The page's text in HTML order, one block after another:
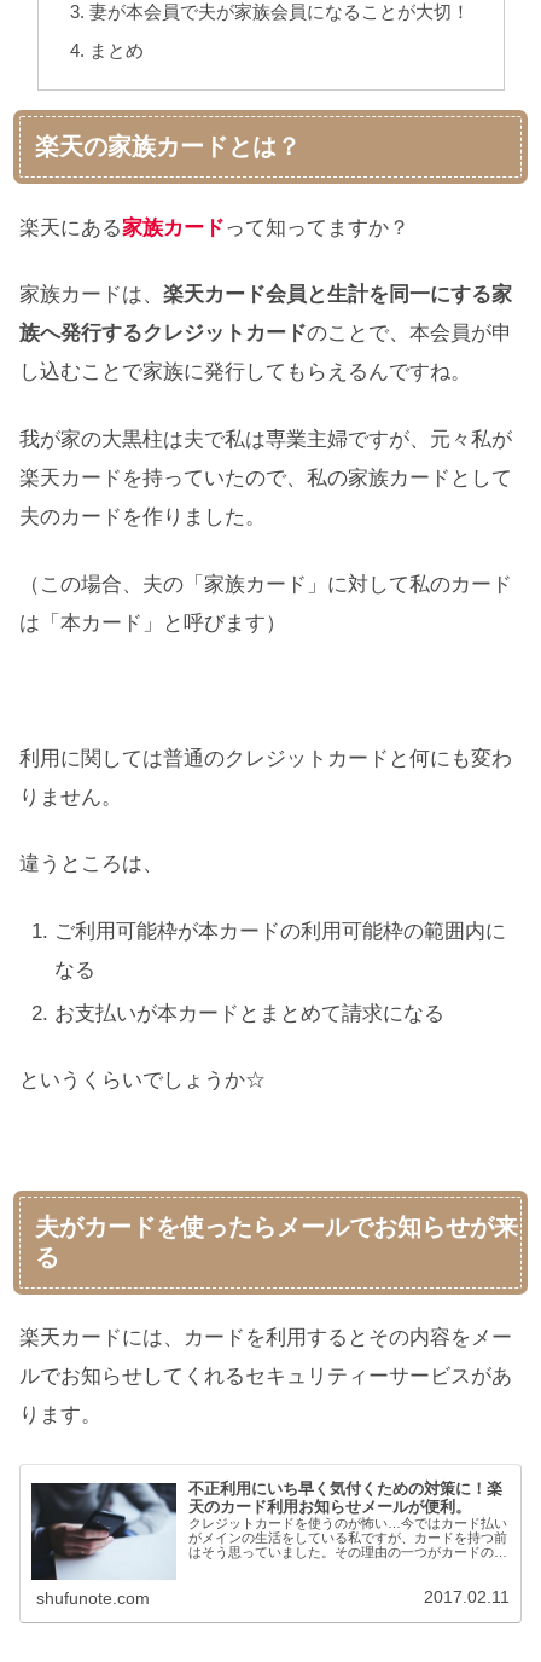
妻が本会員で夫が家族会員になることが大切！
まとめ
楽天の家族カードとは？
楽天にある家族カードって知ってますか？
家族カードは、 楽天カード会員と生計を同一にする家
族へ発行するクレジットカードのことで、本会員が申
し込むことで家族に発行してもらえるんですね。
我が家の大黒柱は夫で私は専業主婦ですが、元々私が
楽天カードを持っていたので、私の家族カードとして
夫のカードを作りました。
（この場合、夫の「家族カード」に対して私のカード
は「本カード」と呼びます）
利用に関しては普通のクレジットカードと何にも変わ
りません。
違うところは、
ご利用可能枠が本カードの利用可能枠の範囲内に
なる
お支払いが本カードとまとめて請求になる
というくらいでしょうか☆
夫がカードを使ったらメールでお知らせが来
る
楽天カードには、カードを利用するとその内容をメー
ルでお知らせしてくれるセキュリティーサービスがあ
ります。
不正利用にいち早く気付くための対策に！楽
天のカード利用お知らせメールが便利。
クレジットカードを使うのが怖い…今ではカード払い
がメインの生活をしている私ですが、カードを持つ前
はそう思っていました。その理由の一つがカードの不
shufunote.com 2017.02.11